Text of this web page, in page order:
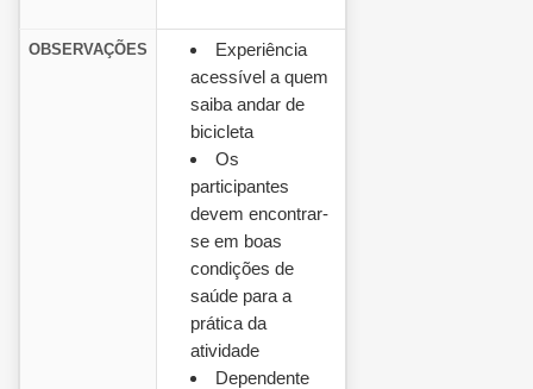
OBSERVAÇÕES
Experiência
acessível a quem
saiba andar de
bicicleta
Os
participantes
devem encontrar-
se em boas
condições de
saúde para a
prática da
atividade
Dependente